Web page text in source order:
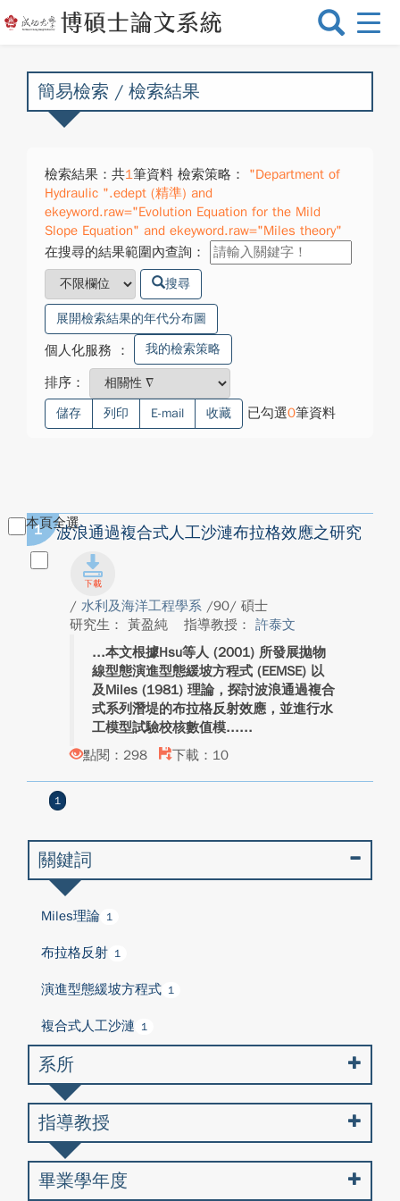
選
換
簡易檢索 / 檢索結果
檢索結果：共1筆資料 檢索策略：
"Department of
Hydraulic ".edept (精準) and
ekeyword.raw="Evolution Equation for the Mild
Slope Equation" and ekeyword.raw="Miles theory"
在搜尋的結果範圍內查詢：
搜尋
展開檢索結果的年代分布圖
個人化服務 ： 我的檢索策略
排序：
儲存 列印 E-mail 收藏 已勾選0筆資料
本頁全選
1 波浪通過複合式人工沙漣布拉格效應之研究
/ 水利及海洋工程學系 /90/ 碩士
研究生： 黃盈純
指導教授： 許泰文
本文根據Hsu等人 (2001) 所發展拋物
線型態演進型態緩坡方程式 (EEMSE) 以
及Miles (1981) 理論，探討波浪通過複合
式系列潛堤的布拉格反射效應，並進行水
工模型試驗校核數值模...
點閱：298
下載：10
1
關鍵詞
Miles理論 1
布拉格反射 1
演進型態緩坡方程式 1
複合式人工沙漣 1
系所
指導教授
畢業學年度